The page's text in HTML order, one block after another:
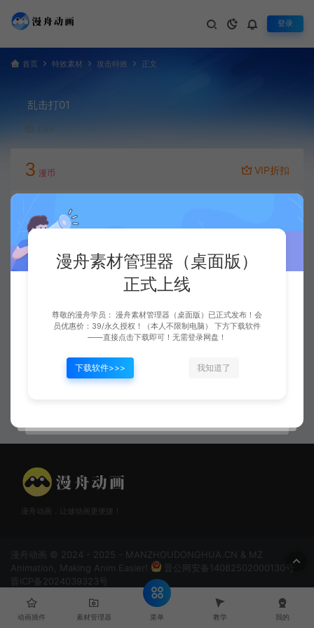
登录
首页 特效素材 攻击特效 正文
乱击打01
3,183
3 漫币 VIP折扣
立即下载
漫舟动画，让做动画更便捷！
漫舟动画 © 2024 - 2025 - MANZHOUDONGHUA.CN & MZ
Animation, Making Anim Easier!
晋公网安备14082502000130号
晋ICP备2024039323号
动画插件 素材管理器 菜单 教学 我的
漫舟素材管理器（桌面版）
正式上线
尊敬的漫舟学员： 漫舟素材管理器（桌面版）已正式发布！会
员优惠价：39/永久授权！（本人不限制电脑） 下方下载软件
——直接点击下载即可！无需登录网盘！
下载软件>>> 我知道了